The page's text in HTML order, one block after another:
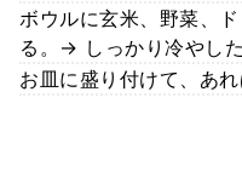
ボウルに玄米、野菜、
る。→ しっかり冷やし
お皿に盛り付けて、あ